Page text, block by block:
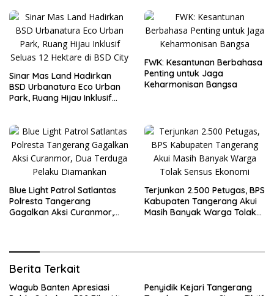
Sinar Mas Land Hadirkan
BSD Urbanatura Eco Urban
Park, Ruang Hijau Inklusif
FWK: Kesantunan Berbahasa
Penting untuk Jaga
Keharmonisan Bangsa
Blue Light Patrol Satlantas
Polresta Tangerang
Gagalkan Aksi Curanmor,
Terjunkan 2.500 Petugas, BPS
Kabupaten Tangerang Akui
Masih Banyak Warga Tolak
Berita Terkait
Wagub Banten Apresiasi
Penyidik Kejari Tangerang